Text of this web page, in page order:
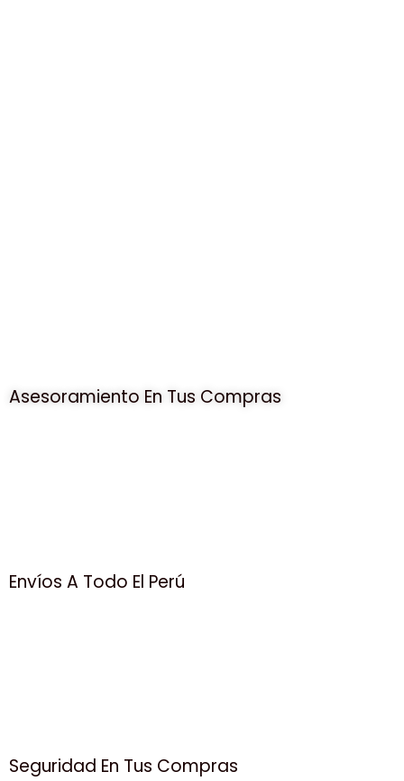
Asesoramiento En Tus Compras
Envíos A Todo El Perú
Seguridad En Tus Compras